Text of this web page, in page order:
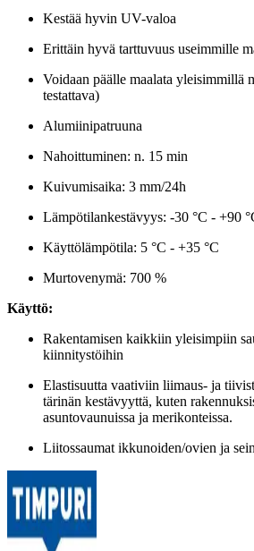
Kestää hyvin UV-valoa
Erittäin hyvä tarttuvuus useimmille
Voidaan päälle maalata yleisimmillä
testattava)
Alumiinipatruuna
Nahoittuminen: n. 15 min
Kuivumisaika: 3 mm/24h
Lämpötilankestävyys: -30 °C - +90
Käyttölämpötila: 5 °C - +35 °C
Murtovenymä: 700 %
Käyttö:
Rakentamisen kaikkiin yleisimpiin
kiinnitystöihin
Elastisuutta vaativiin liimaus- ja
tärinän kestävyyttä, kuten
asuntovaunuissa ja merikonteissa.
Liitossaumat ikkunoiden/ovien ja